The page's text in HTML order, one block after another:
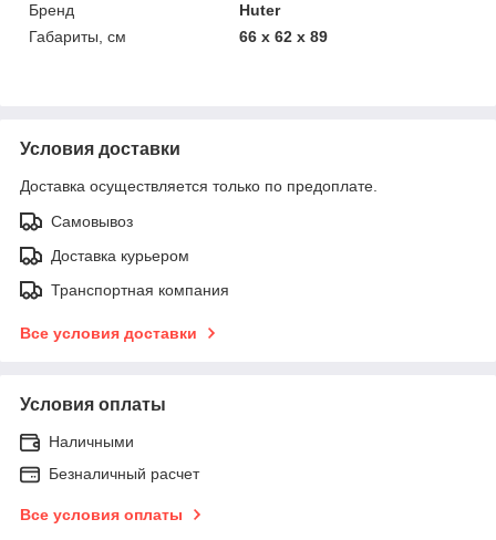
Бренд
Huter
Габариты, см
66 х 62 х 89
Условия доставки
Доставка осуществляется только по предоплате.
Самовывоз
Доставка курьером
Транспортная компания
Все условия доставки
Условия оплаты
Наличными
Безналичный расчет
Все условия оплаты